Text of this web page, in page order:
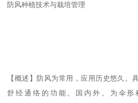
防风种植技术与栽培管理
【概述】防风为常用，应用历史悠久。
舒经通络的功能。国内外。为伞形